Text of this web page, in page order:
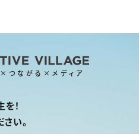
×つながる×メディア
！
い。